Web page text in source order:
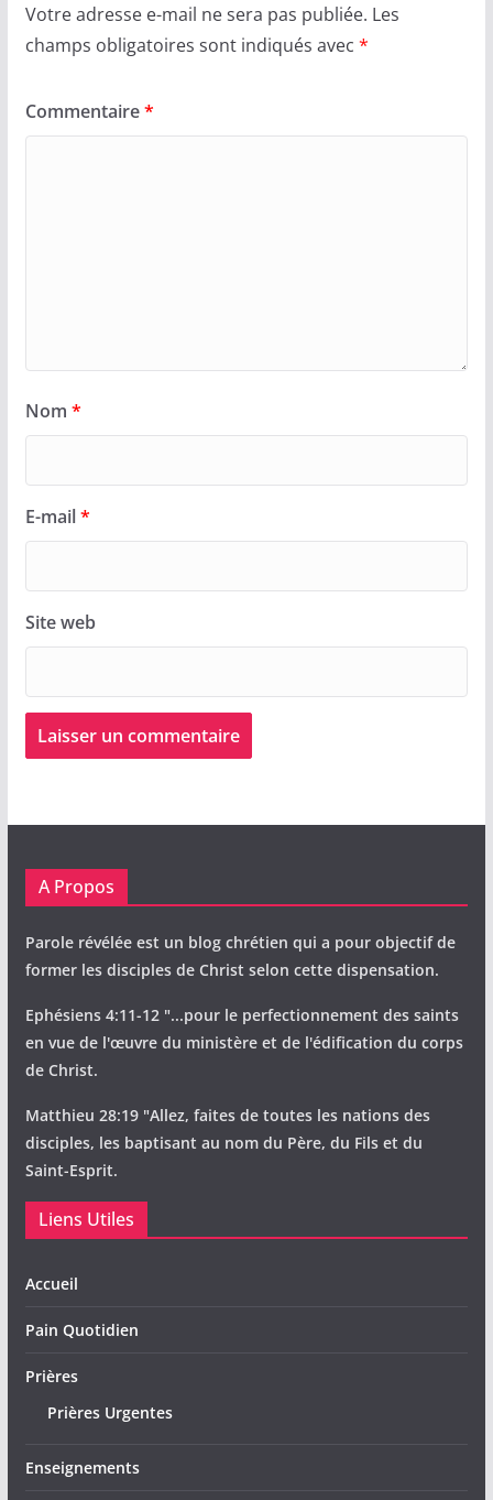
Votre adresse e-mail ne sera pas publiée. Les
champs obligatoires sont indiqués avec *
Commentaire*
Nom *
E-mail*
Site web
A Propos
Parole révélée est un blog chrétien qui a pour objectif de
former les disciples de Christ selon cette dispensation.
Ephésiens 4:11-12 "...pour le perfectionnement des saints
en vue de l'œuvre du ministère et de l'édification du corps
de Christ.
Matthieu 28:19 "Allez, faites de toutes les nations des
disciples, les baptisant au nom du Père, du Fils et du
Saint-Esprit.
Liens Utiles
Accueil
Pain Quotidien
Prières
Prières Urgentes
Enseignements